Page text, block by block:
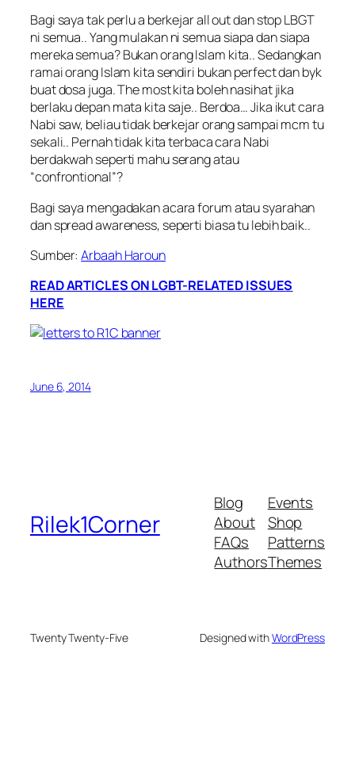
Bagi saya tak perlu a berkejar all out dan stop LBGT
ni semua.. Yang mulakan ni semua siapa dan siapa
mereka semua? Bukan orang Islam kita.. Sedangkan
ramai orang Islam kita sendiri bukan perfect dan byk
buat dosa juga. The most kita boleh nasihat jika
berlaku depan mata kita saje.. Berdoa… Jika ikut cara
Nabi saw, beliau tidak berkejar orang sampai mcm tu
sekali.. Pernah tidak kita terbaca cara Nabi
berdakwah seperti mahu serang atau
“confrontional”?
Bagi saya mengadakan acara forum atau syarahan
dan spread awareness, seperti biasa tu lebih baik..
Sumber:Arbaah Haroun
READ ARTICLES ON LGBT-RELATED ISSUES
HERE
June 6, 2014
Rilek1Corner
Blog
About
FAQs
Authors
Events
Shop
Patterns
Themes
Twenty Twenty-Five Designed withWordPress